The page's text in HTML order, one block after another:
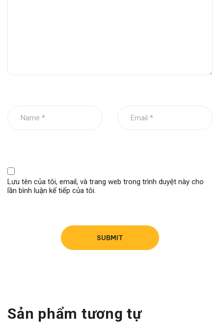
Lưu tên của tôi, email, và trang web trong trình duyệt này cho
lần bình luận kế tiếp của tôi.
Sản phẩm tương tự